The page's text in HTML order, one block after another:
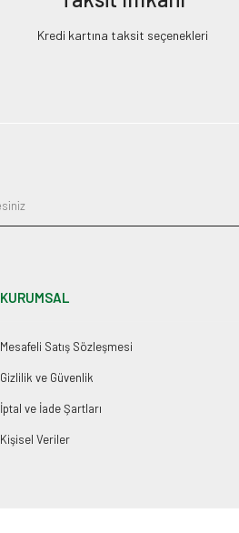
Kredi kartına taksit seçenekleri
KURUMSAL
Mesafeli Satış Sözleşmesi
Gizlilik ve Güvenlik
İptal ve İade Şartları
Kişisel Veriler